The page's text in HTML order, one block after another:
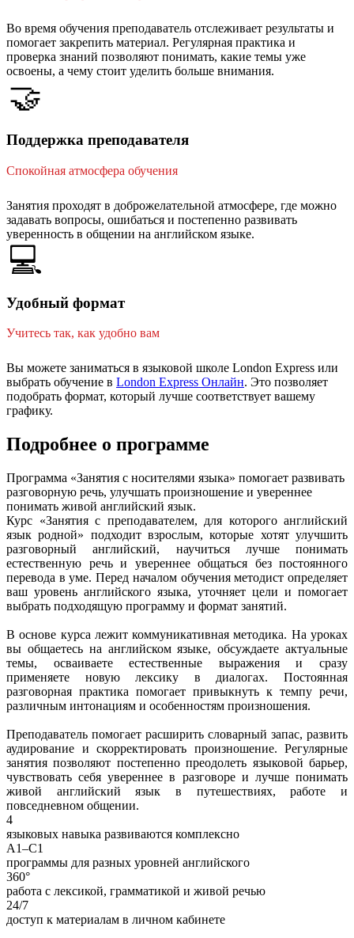
Во время обучения преподаватель отслеживает результаты и
помогает закрепить материал. Регулярная практика и
проверка знаний позволяют понимать, какие темы уже
освоены, а чему стоит уделить больше внимания.
🤝
Поддержка преподавателя
Спокойная атмосфера обучения
Занятия проходят в доброжелательной атмосфере, где можно
задавать вопросы, ошибаться и постепенно развивать
уверенность в общении на английском языке.
💻
Удобный формат
Учитесь так, как удобно вам
Вы можете заниматься в языковой школе London Express или
выбрать обучение в London Express Онлайн. Это позволяет
подобрать формат, который лучше соответствует вашему
графику.
Подробнее о программе
Программа «Занятия с носителями языка» помогает развивать
разговорную речь, улучшать произношение и увереннее
понимать живой английский язык.
Курс «Занятия с преподавателем, для которого английский
язык родной» подходит взрослым, которые хотят улучшить
разговорный английский, научиться лучше понимать
естественную речь и увереннее общаться без постоянного
перевода в уме. Перед началом обучения методист определяет
ваш уровень английского языка, уточняет цели и помогает
выбрать подходящую программу и формат занятий.
В основе курса лежит коммуникативная методика. На уроках
вы общаетесь на английском языке, обсуждаете актуальные
темы, осваиваете естественные выражения и сразу
применяете новую лексику в диалогах. Постоянная
разговорная практика помогает привыкнуть к темпу речи,
различным интонациям и особенностям произношения.
Преподаватель помогает расширить словарный запас, развить
аудирование и скорректировать произношение. Регулярные
занятия позволяют постепенно преодолеть языковой барьер,
чувствовать себя увереннее в разговоре и лучше понимать
живой английский язык в путешествиях, работе и
повседневном общении.
4
языковых навыка развиваются комплексно
A1–C1
программы для разных уровней английского
360°
работа с лексикой, грамматикой и живой речью
24/7
доступ к материалам в личном кабинете